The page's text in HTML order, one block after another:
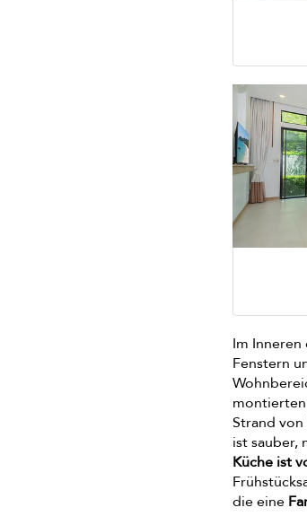
Im
Fenstern
Strand
ist sauber,
Küche ist
die eine